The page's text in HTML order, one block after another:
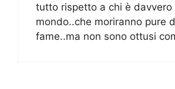
tutto rispetto a chi è davvero
mondo..che moriranno pure
fame..ma non sono ottusi